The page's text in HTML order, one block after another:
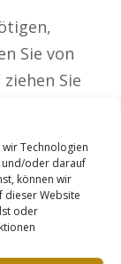
Technologien
und/oder darauf
können wir
dieser Website
oder
Sie von
Sie
für
Sie